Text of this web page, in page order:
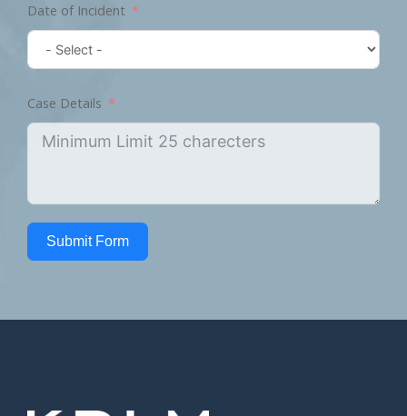
Date of Incident
Case Details
Submit Form